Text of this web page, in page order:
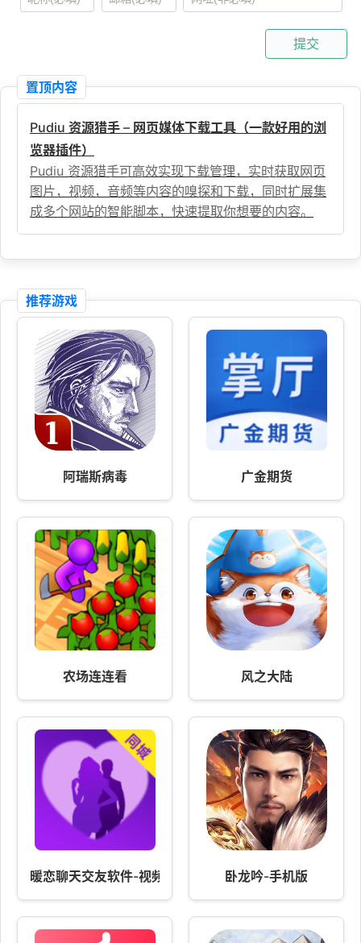
提交
置顶内容
Pudiu 资源猎手 – 网页媒体下载工具（一款好用的浏
览器插件）
Pudiu 资源猎手可高效实现下载管理，实时获取网页
图片，视频，音频等内容的嗅探和下载，同时扩展集
成多个网站的智能脚本，快速提取你想要的内容。
推荐游戏
阿瑞斯病毒 广金期货
农场连连看 风之大陆
暖恋聊天交友软件-视频聊天 卧龙吟-手机版